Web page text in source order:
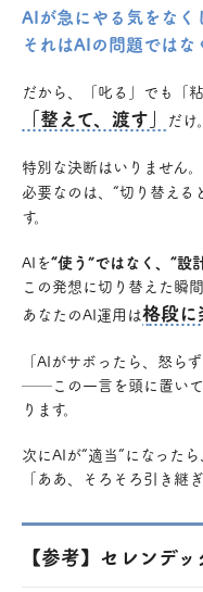
AIが急にやる気をなく
それはAIの問題ではな
だから、「叱る」でも「
「整えて、渡す」 だけ。
特別な決断はいりません。
必要なのは、“切り替える
す。
AIを“使う”ではなく、“設
この発想に切り替えた瞬間
あなたのAI運用は格段に
「AIがサボったら、怒らず
──この一言を頭に置いて
ります。
次にAIが“適当”になった
「ああ、そろそろ引き継
【参考】セレンデ